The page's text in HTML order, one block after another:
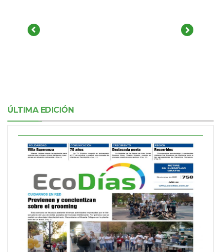
ÚLTIMA EDICIÓN